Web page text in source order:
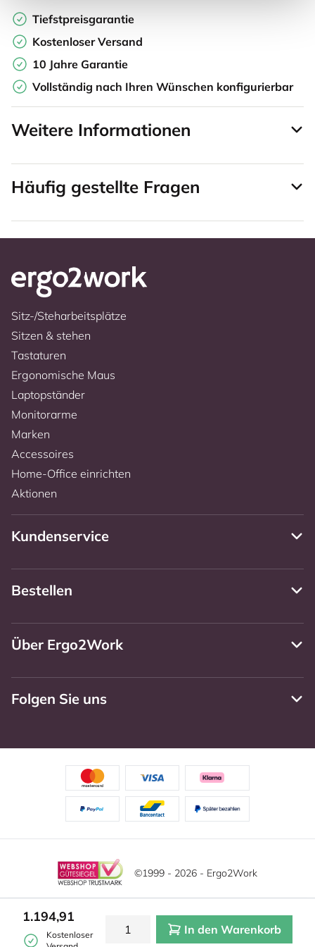
Tiefstpreisgarantie
Kostenloser Versand
10 Jahre Garantie
Vollständig nach Ihren Wünschen konfigurierbar
1.194,91
Kostenloser
In den Warenkorb
Weitere Informationen
Häufig gestellte Fragen
Sitz-/Steharbeitsplätze
Sitzen & stehen
Tastaturen
Ergonomische Maus
Laptopständer
Monitorarme
Marken
Accessoires
Home-Office einrichten
Aktionen
Kundenservice
Bestellen
Über Ergo2Work
Folgen Sie uns
©1999 - 2026 - Ergo2Work
Haftungsausschluss
Allgemeine Geschäftsbedingungen
Cookie-Einstellungen